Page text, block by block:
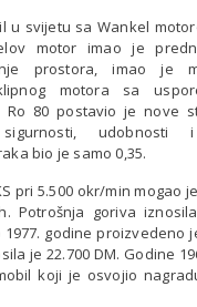
u svijetu sa Wankel
motor imao je
prostora, imao je
motora sa
Ro 80 postavio je nove
sigurnosti, udobnosti i
bio je samo 0,35.
pri 5.500 okr/min mogao
Potrošnja goriva
godine proizvedeno
je 22.700 DM. Godine
koji je osvojio